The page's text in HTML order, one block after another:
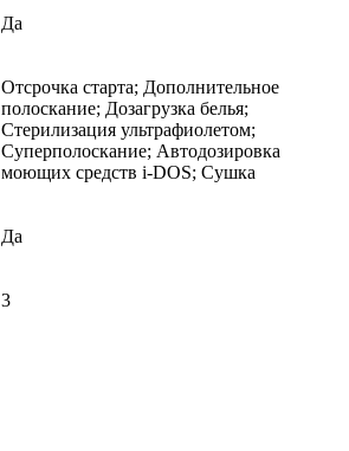
Да
Отсрочка старта; Дополнительное
полоскание; Дозагрузка белья;
Стерилизация ультрафиолетом;
Суперполоскание; Автодозировка
моющих средств i-DOS; Сушка
Да
3